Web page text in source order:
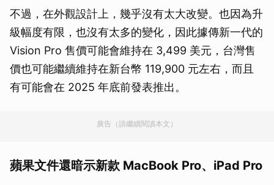
不過，在外觀設計上，幾乎沒有太大改變。也因為升
級幅度有限，也沒有太多的變化，因此據傳新一代的
Vision Pro 售價可能會維持在 3,499 美元，台灣售
價也可能繼續維持在新台幣 119,900 元左右，而且
有可能會在 2025 年底前發表推出。
廣告（請繼續閱讀本文）
蘋果文件還暗示新款 MacBook Pro、iPad Pro